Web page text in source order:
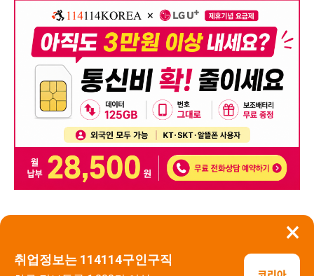
×
취업정보는 114114구인구직